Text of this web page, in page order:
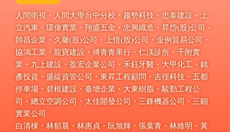
人間衛視・人間大學台中分校・趨勢科技・忠泰建設・上
立汽車・環偉實業・翔盛五金・忠興織造・昇岱(股)公司・
帥昌企業・久馨(股)公司・上恆(股)公司・金例貿易公司・
協鴻工業・龍寶建設・傅青青果行・仁渼診所・千附實
業・九上建設・盈宏企業公司・禾鈺牙醫・大甲化工・銘
彥投資・盛綻資管公司・東昇工程顧問・吉徑科技・五都
停車場・碧根建設・臺增企業・大東樹脂・駿勤工程公
司・總立空調公司・太佳開發公司・三鋒機器公司・三鈿
實業公司
白清棟・林郁晨・林惠貞・阮旭輝・張葉青・林維明・黃